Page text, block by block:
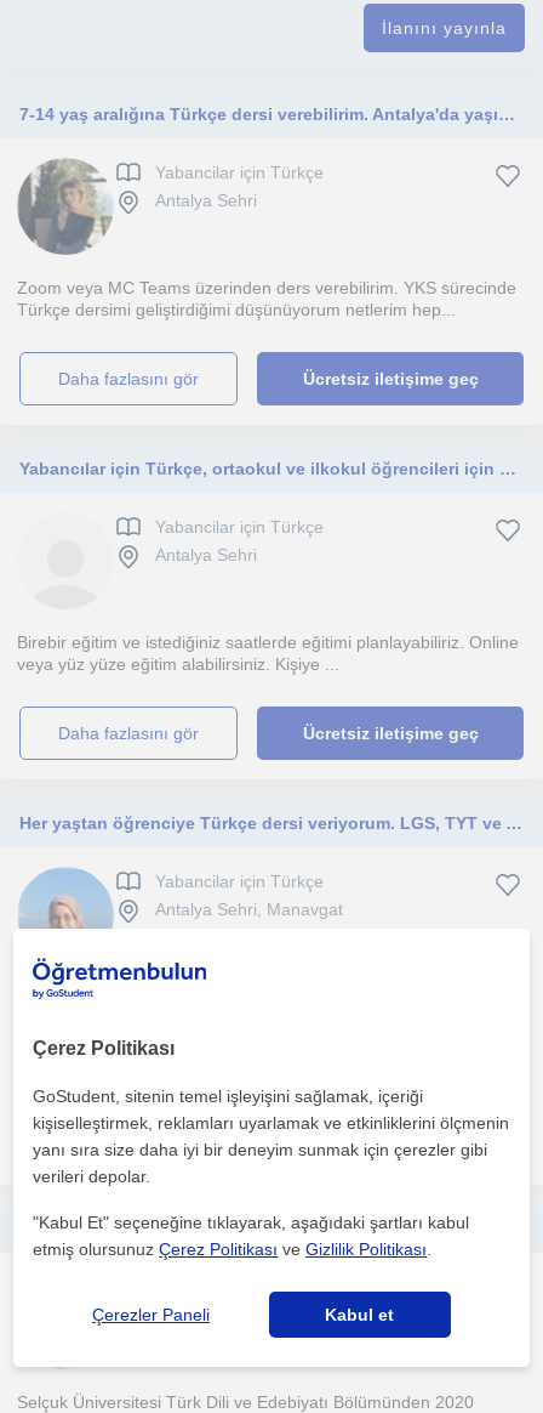
İlanını yayınla
7-14 yaş aralığına Türkçe dersi verebilirim. Antalya'da yaşıyorum online ders verebilirim.
Yabancilar için Türkçe
Antalya Sehri
Zoom veya MC Teams üzerinden ders verebilirim. YKS sürecinde
Türkçe dersimi geliştirdiğimi düşünüyorum netlerim hep...
daha fazlasını gör Ücretsiz iletişime geç
Yabancılar için Türkçe, ortaokul ve ilkokul öğrencileri için ödev desteği
Yabancilar için Türkçe
Antalya Sehri
Birebir eğitim ve istediğiniz saatlerde eğitimi planlayabiliriz. Online
veya yüz yüze eğitim alabilirsiniz. Kişiye ...
daha fazlasını gör Ücretsiz iletişime geç
Her yaştan öğrenciye Türkçe dersi veriyorum. LGS, TYT ve AYT sınavlarına hazırlık dersleri veriyorum
Yabancilar için Türkçe
Antalya Sehri, Manavgat
Her yaştan öğrenciye Türkçe dersi veriyorum. LGS, TYT ve AYT
daha fazlasını gör Ücretsiz iletişime geç
Yabancilar için Türkçe
Antalya Sehri, Kepez Ant...
Selçuk Üniversitesi Türk Dili ve Edebiyatı Bölümünden 2020
Çerez Politikası
GoStudent, sitenin temel işleyişini sağlamak, içeriği
kişiselleştirmek, reklamları uyarlamak ve etkinliklerini ölçmenin
yanı sıra size daha iyi bir deneyim sunmak için çerezler gibi
verileri depolar.
"Kabul Et" seçeneğine tıklayarak, aşağıdaki şartları kabul
etmiş olursunuzÇerez Politikası veGizlilik Politikası
Çerezler Paneli Kabul et